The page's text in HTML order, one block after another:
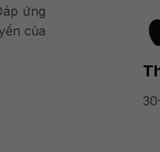
ứng
của